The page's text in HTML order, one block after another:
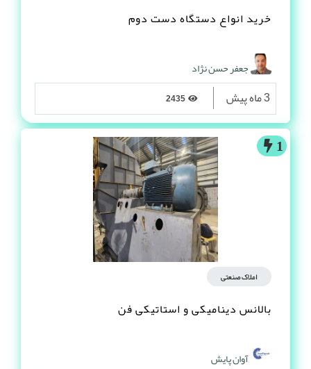
خرید انواع دستگاه دست دوم
جعفر حسن نژاد
3 ماه پیش
1
املاک صنعتی
بالانس دینامیکی و استاتیکی فن
آوان پایش